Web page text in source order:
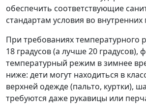
обеспечить соответствующие
стандартам условия во
При требованиях температурного
18 градусов (а лучше 20 градусов),
температурный режим в зимнее
ниже: дети могут находиться в
верхней одежде (пальто, куртки),
требуются даже рукавицы или